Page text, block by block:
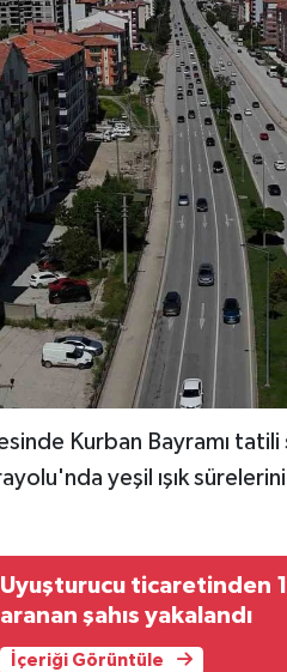
Kurban Bayramı
yeşil ışık
Uyuşturucu ticaretinden
aranan şahıs yakalandı
İçeriği Görüntüle